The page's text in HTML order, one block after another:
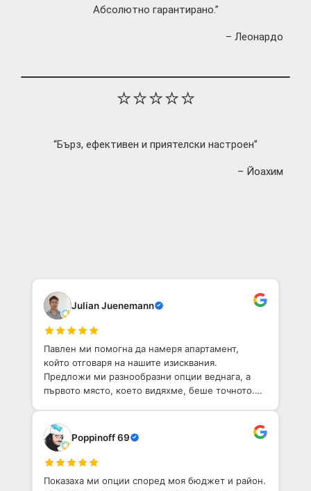
Абсолютно гарантирано.”
– Леонардо
⭐⭐⭐⭐⭐
“Бърз, ефективен и приятелски настроен”
– Йоахим
Julian Juenemann
Павлен ми помогна да намеря апартамент,
който отговаря на нашите изисквания.
Предложи ми разнообразни опции веднага, а
първото място, което видяхме, беше точното.
Poppinoff 69
Показаха ми опции според моя бюджет и район.